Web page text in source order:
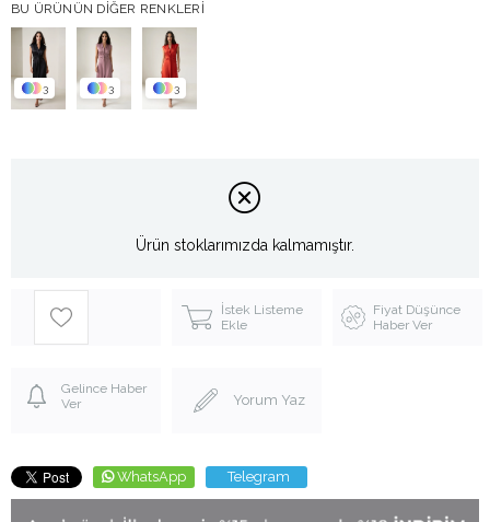
BU ÜRÜNÜN DIĞER RENKLERI
3 3 3
Ürün stoklarımızda kalmamıştır.
İstek Listeme
Ekle
Fiyat Düşünce
Haber Ver
Gelince Haber
Ver
Yorum Yaz
WhatsApp Telegram